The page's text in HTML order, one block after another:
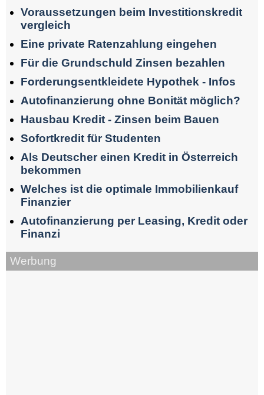
Voraussetzungen beim Investitionskredit
vergleich
Eine private Ratenzahlung eingehen
Für die Grundschuld Zinsen bezahlen
Forderungsentkleidete Hypothek - Infos
Autofinanzierung ohne Bonität möglich?
Hausbau Kredit - Zinsen beim Bauen
Sofortkredit für Studenten
Als Deutscher einen Kredit in Österreich
bekommen
Welches ist die optimale Immobilienkauf
Finanzier
Autofinanzierung per Leasing, Kredit oder
Finanzi
Werbung